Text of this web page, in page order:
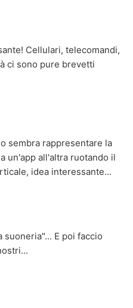
Cellulari, telecomandi,
ci sono pure brevetti
sembra rappresentare la
un'app all'altra ruotando il
idea interessante...
suoneria"... E poi faccio